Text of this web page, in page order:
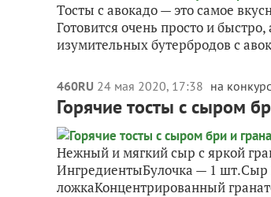
Тосты с авокадо — это самое
Готовится очень просто и
изумительных бутербродов с
460RU 24 мая 2020, 17:38 на
Горячие тосты с сыром
Нежный и мягкий сыр с яркой
ИнгредиентыБулочка — 1 шт.Сыр
ложкаКонцентрированный